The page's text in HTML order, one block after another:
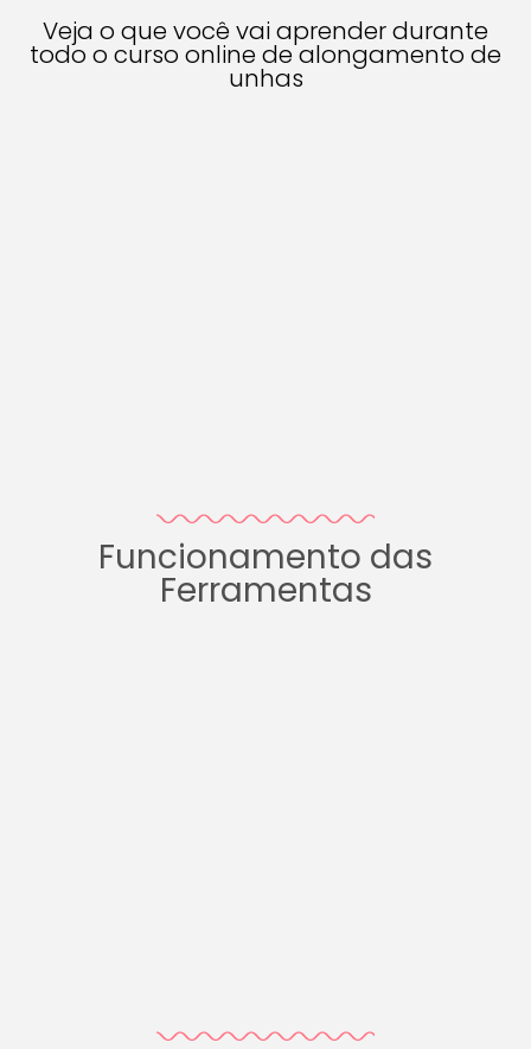
Veja o que você vai aprender durante
todo o curso online de alongamento de
unhas
Funcionamento das
Ferramentas